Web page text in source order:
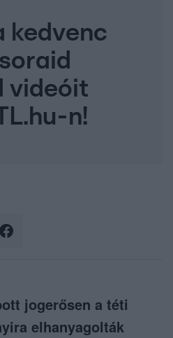
kedvenc
videóit
n!
jogerősen a téti
elhanyagolták